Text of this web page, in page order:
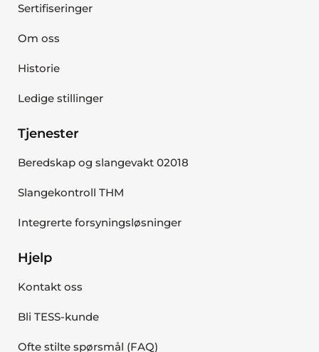
Sertifiseringer
Om oss
Historie
Ledige stillinger
Tjenester
Beredskap og slangevakt 02018
Slangekontroll THM
Integrerte forsyningsløsninger
Hjelp
Kontakt oss
Bli TESS-kunde
Ofte stilte spørsmål (FAQ)